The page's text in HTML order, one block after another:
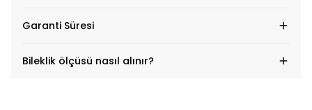
Garanti Süresi
Bileklik ölçüsü nasıl alınır?